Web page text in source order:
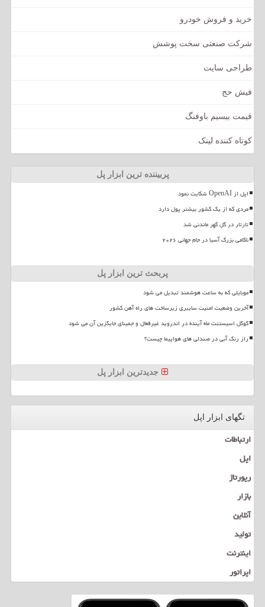
خرید و فروش خودرو
شرکت صنعتی سخت پوشش
طراحی سایت
فیش حج
قیمت بیسیم باوفنگ
کوتاه کننده لینک
پربیننده ترین ابزار پل
اپل از OpenAI شکایت نمود
مردی که از یک کشور بیشتر پول دارد
تارتار در گل گهر ماندنی شد
ناکامی بزرگ آسیا در جام جهانی ۲۰۲۶
پربحث ترین ابزار پل
موبایلی که به ساعت هوشمند تبدیل می شود
آخرین وضعیت امنیت سایبری زیرساخت های راه آهن کشور
گوگل اسیستنت ماه آینده در اندروید غیرفعال و جمینای جایگزین آن می شود
راز رنگ آبی در صندلی های هواپیما چیست؟
جدیدترین ابزار پل
تگهای ابزار اپل
ارتباطات
اپل
رپورتاژ
بازار
آنلاین
تولید
اینترنت
اپراتور